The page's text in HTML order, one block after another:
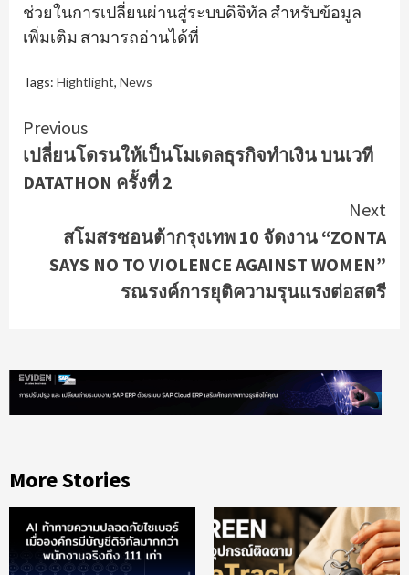
ช่วยในการเปลี่ยนผ่านสู่ระบบดิจิทัล สำหรับข้อมูล
เพิ่มเติม สามารถอ่านได้ที่
Tags: Hightlight, News
Continue
Reading
Previous
เปลี่ยนโดรนให้เป็นโมเดลธุรกิจทำเงิน บนเวที
DATATHON ครั้งที่ 2
Next
สโมสรซอนต้ากรุงเทพ 10 จัดงาน “ZONTA
SAYS NO TO VIOLENCE AGAINST WOMEN”
รณรงค์การยุติความรุนแรงต่อสตรี
More Stories